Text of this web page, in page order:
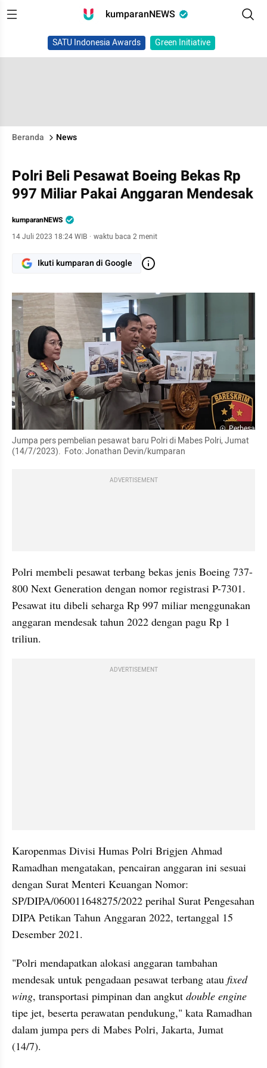
kumparanNEWS
SATU Indonesia Awards Green Initiative
Beranda News
Polri Beli Pesawat Boeing Bekas Rp
997 Miliar Pakai Anggaran Mendesak
kumparanNEWS
14 Juli 2023 18:24 WIB · waktu baca 2 menit
Ikuti kumparan di Google
Perbesar
Jumpa pers pembelian pesawat baru Polri di Mabes Polri, Jumat
(14/7/2023).  Foto: Jonathan Devin/kumparan
ADVERTISEMENT
Polri membeli pesawat terbang bekas jenis Boeing 737-
800 Next Generation dengan nomor registrasi P-7301.
Pesawat itu dibeli seharga Rp 997 miliar menggunakan
anggaran mendesak tahun 2022 dengan pagu Rp 1
triliun.
ADVERTISEMENT
Karopenmas Divisi Humas Polri Brigjen Ahmad
Ramadhan mengatakan, pencairan anggaran ini sesuai
dengan Surat Menteri Keuangan Nomor:
SP/DIPA/060011648275/2022 perihal Surat Pengesahan
DIPA Petikan Tahun Anggaran 2022, tertanggal 15
Desember 2021.
"Polri mendapatkan alokasi anggaran tambahan
mendesak untuk pengadaan pesawat terbang atau fixed
wing, transportasi pimpinan dan angkut double engine
tipe jet, beserta perawatan pendukung," kata Ramadhan
dalam jumpa pers di Mabes Polri, Jakarta, Jumat
(14/7).